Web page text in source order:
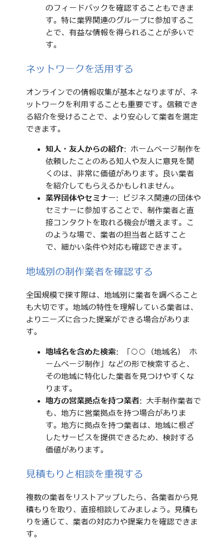
のフィードバックを確認することもできま
す。特に業界関連のグループに参加するこ
とで、有益な情報を得られることが多いで
す。
ネットワークを活用する
オンラインでの情報収集が基本となりますが、ネ
ットワークを利用することも重要です。信頼でき
る紹介を受けることで、より安心して業者を選定
できます。
知人・友人からの紹介: ホームページ制作を
依頼したことのある知人や友人に意見を聞
くのは、非常に価値があります。良い業者
を紹介してもらえるかもしれません。
業界団体やセミナー: ビジネス関連の団体や
セミナーに参加することで、制作業者と直
接コンタクトを取れる機会が増えます。こ
のような場で、業者の担当者と話すこと
で、細かい条件や対応も確認できます。
地域別の制作業者を確認する
全国規模で探す際は、地域別に業者を調べること
も大切です。地域の特性を理解している業者は、
よりニーズに合った提案ができる場合がありま
す。
地域名を含めた検索: 「○○（地域名） ホ
ームページ制作」などの形で検索すると、
その地域に特化した業者を見つけやすくな
ります。
地方の営業拠点を持つ業者: 大手制作業者で
も、地方に営業拠点を持つ場合がありま
す。地方に拠点を持つ業者は、地域に根ざ
したサービスを提供できるため、検討する
価値があります。
見積もりと相談を重視する
複数の業者をリストアップしたら、各業者から見
積もりを取り、直接相談してみましょう。見積も
りを通じて、業者の対応力や提案力を確認できま
す。